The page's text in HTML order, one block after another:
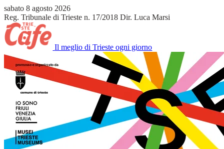
sabato 8 agosto 2026
Reg. Tribunale di Trieste n. 17/2018 Dir. Luca Marsi
Il meglio di Trieste ogni giorno